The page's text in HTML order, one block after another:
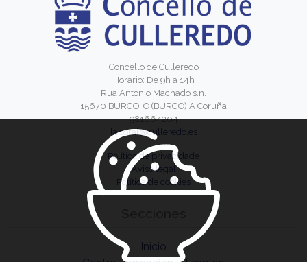
Concello de Culleredo
Horario: De 9h a 14h
Rua Antonio Machado s.n.
15670 BURGO, O (BURGO) A Coruña
981664204
laboral@culleredo.es
Política de privacidade
Aviso legal
Política de cookies
Inicio